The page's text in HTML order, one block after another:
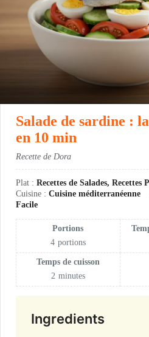
Salade de sardine :
en 10 min
Recette de Dora
Plat : Recettes de Salades,
Cuisine : Cuisine méditerranéenne
Facile
Portions
4 portions
Temps de cuisson
2 minutes
Ingredients